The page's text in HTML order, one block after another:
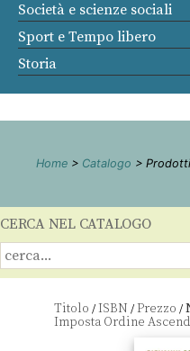
Società e scienze sociali
Sport e Tempo libero
Storia
Home > Catalogo >
CERCA NEL CATALOGO
Titolo /ISBN /Prezzo /